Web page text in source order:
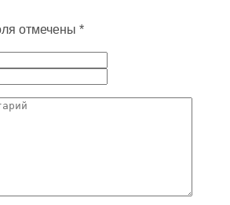
отмечены *